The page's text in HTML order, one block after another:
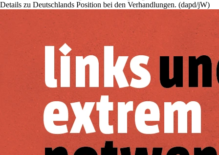
Details zu Deutschlands Position bei den Verhandlungen. (dapd/jW)